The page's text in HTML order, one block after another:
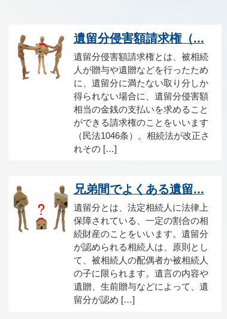
遺留分侵害額請求権（...
遺留分侵害額請求権とは、被相続
人が贈与や遺贈などを行ったため
に、遺留分に満たない取り分しか
得られない場合に、遺留分侵害額
相当の金銭の支払いを求めること
ができる請求権のことをいいます
（民法1046条）。相続法が改正さ
れその […]
兄弟間でよくある遺留...
遺留分とは、法定相続人に法律上
保障されている、一定の割合の相
続財産のことをいいます。遺留分
が認められる相続人は、原則とし
て、被相続人の配偶者か被相続人
の子に限られます。遺言の内容や
遺贈、生前贈与などによって、遺
留分が認め […]